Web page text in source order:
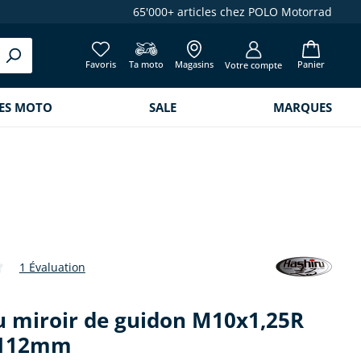
65'000+ articles chez POLO Motorrad
Favoris Ta moto Magasins Votre compte Panier
MOTO SALE MARQUES
1 Évaluation
miroir de guidon M10x1,25R